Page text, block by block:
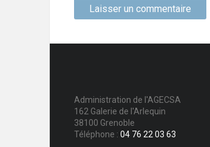
Administration de l'AGECSA
162 Galerie de l'Arlequin
38100 Grenoble
Téléphone : 04 76 22 03 63